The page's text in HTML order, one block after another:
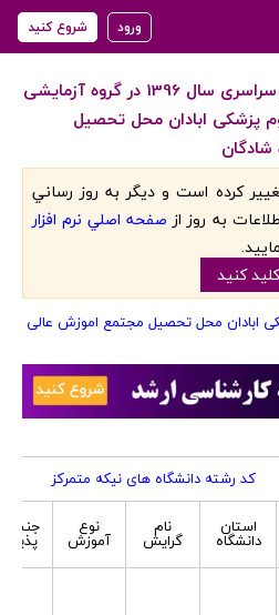
ورود شروع کنید
دفترچه انتخاب رشته کنکور سراسری سال 1396 در گروه آزمایشی
پزشکی ابادان محل تحصیل
کرده است و ديگر به روز رساني
به روز از صفحه اصلي نرم افزار
کليد کنيد
ابادان محل تحصیل مجتمع اموزش عالی
کد رشته دانشگاه های نیکه متمرکز
استان
دانشگاه
نام
گرایش
نوع
آموزش